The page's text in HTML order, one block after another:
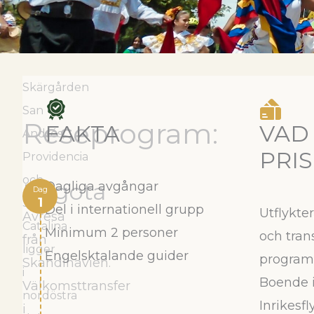
Skärgården
San
Andrés,
Providencia
och
Santa
Catalina
ligger
i
nordöstra
Reseprogram:
Dag
1
Bogota
Avresa
från
Skandinavien.
Välkomsttransfer
i
FAKTA
Dagliga avgångar
Del i internationell grupp
Minimum 2 personer
Engelsktalande guider
VAD
och
program
Boende